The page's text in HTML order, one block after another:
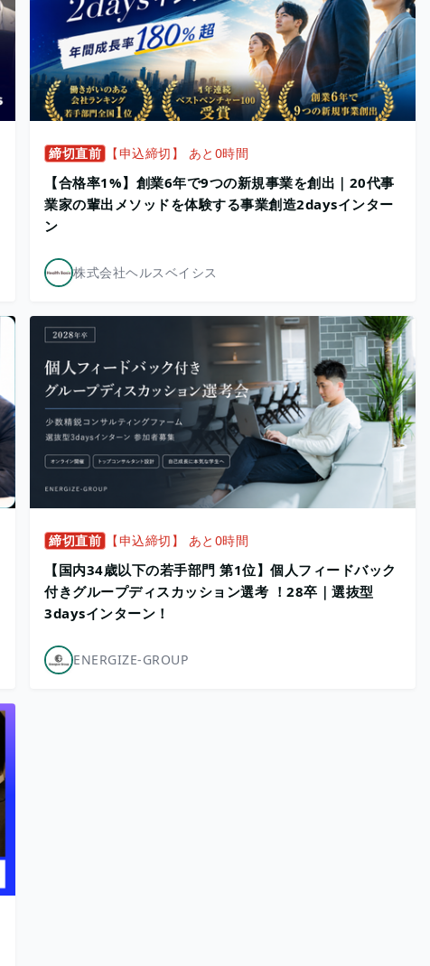
締切直前 【申込締切】 あと0時間
【合格率1%】創業6年で9つの新規事業を創出｜20代事
業家の輩出メソッドを体験する事業創造2daysインター
ン
株式会社ヘルスベイシス
締切直前 【申込締切】 あと0時間
【国内34歳以下の若手部門 第1位】個人フィードバック
付きグループディスカッション選考 ！28卒｜選抜型
3daysインターン！
ENERGIZE-GROUP